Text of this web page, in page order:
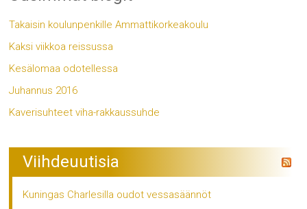
Takaisin koulunpenkille Ammattikorkeakoulu
Kaksi viikkoa reissussa
Kesälomaa odotellessa
Juhannus 2016
Kaverisuhteet viha-rakkaussuhde
Viihdeuutisia
Kuningas Charlesilla oudot vessasäännöt